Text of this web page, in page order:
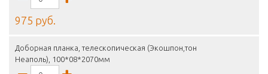
975 руб.
Доборная планка, телескопическая (Экошпон,тон
Неаполь), 100*08*2070мм